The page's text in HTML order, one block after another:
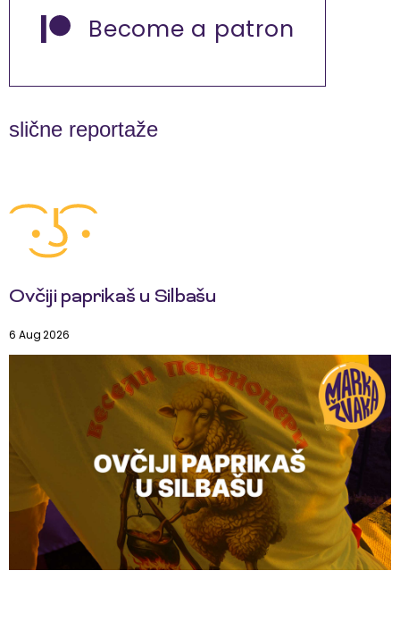
Become a patron
slične reportaže
Ovčiji paprikaš u Silbašu
6 Aug 2026